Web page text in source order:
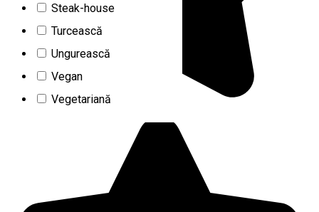
Steak-house
Turcească
Ungurească
Vegan
Vegetariană